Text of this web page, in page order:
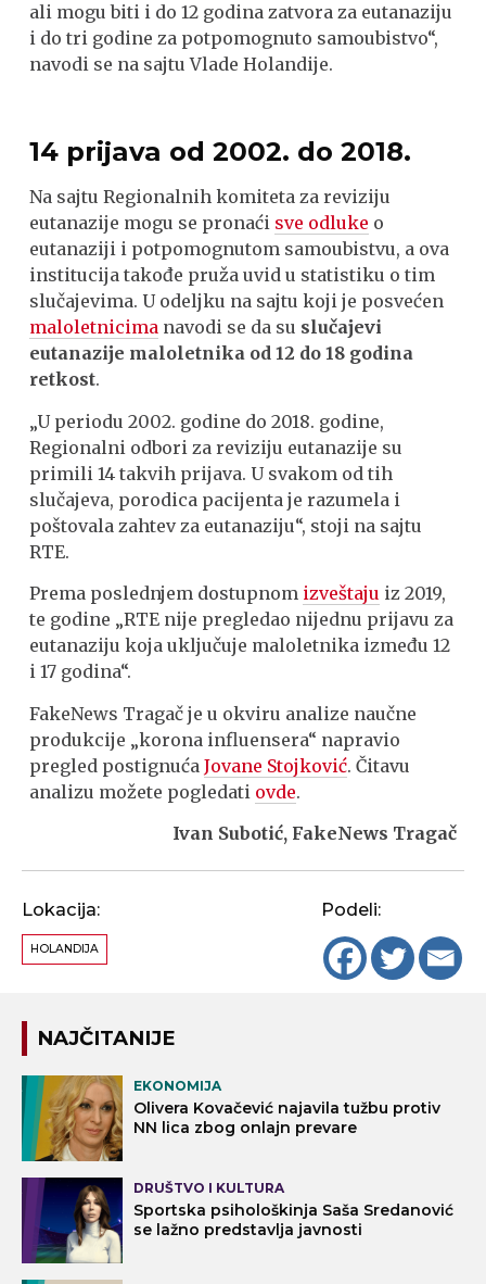
ali mogu biti i do 12 godina zatvora za eutanaziju
i do tri godine za potpomognuto samoubistvo“,
navodi se na sajtu Vlade Holandije.
14 prijava od 2002. do 2018.
Na sajtu Regionalnih komiteta za reviziju
eutanazije mogu se pronaći sve odluke o
eutanaziji i potpomognutom samoubistvu, a ova
institucija takođe pruža uvid u statistiku o tim
slučajevima. U odeljku na sajtu koji je posvećen
maloletnicima navodi se da su slučajevi
eutanazije maloletnika od 12 do 18 godina
retkost.
„U periodu 2002. godine do 2018. godine,
Regionalni odbori za reviziju eutanazije su
primili 14 takvih prijava. U svakom od tih
slučajeva, porodica pacijenta je razumela i
poštovala zahtev za eutanaziju“, stoji na sajtu
RTE.
Prema poslednjem dostupnom izveštaju iz 2019,
te godine „RTE nije pregledao nijednu prijavu za
eutanaziju koja uključuje maloletnika između 12
i 17 godina“.
FakeNews Tragač je u okviru analize naučne
produkcije „korona influensera“ napravio
pregled postignućaJovane Stojković. Čitavu
analizu možete pogledati ovde.
Ivan Subotić, FakeNews Tragač
Lokacija:
HOLANDIJA
Podeli:
NAJČITANIJE
EKONOMIJA
Olivera Kovačević najavila tužbu protiv
NN lica zbog onlajn prevare
DRUŠTVO I KULTURA
Sportska psihološkinja Saša Sredanović
se lažno predstavlja javnosti